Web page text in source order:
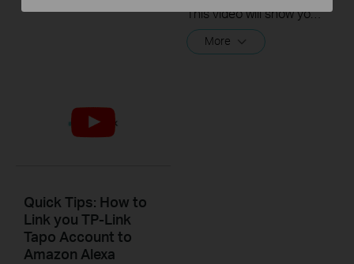
This video will show you how to link your TP-Link Tapo account to Google Assistant
More
Quick Tips: How to
Link you TP-Link
Tapo Account to
Amazon Alexa